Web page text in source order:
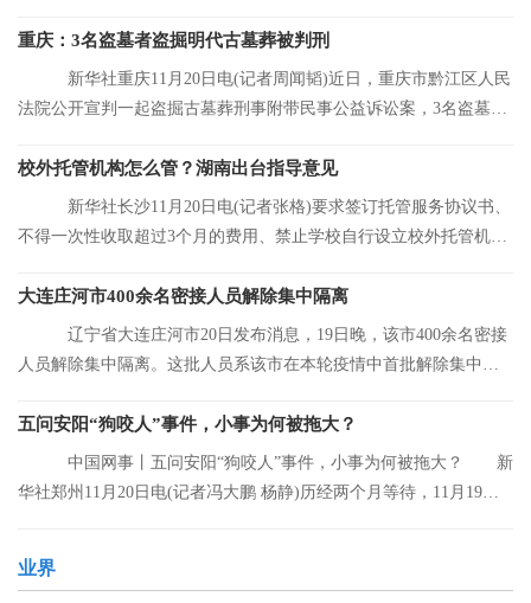
重庆：3名盗墓者盗掘明代古墓葬被判刑
新华社重庆11月20日电(记者周闻韬)近日，重庆市黔江区人民
法院公开宣判一起盗掘古墓葬刑事附带民事公益诉讼案，3名盗墓者
校外托管机构怎么管？湖南出台指导意见
新华社长沙11月20日电(记者张格)要求签订托管服务协议书、
不得一次性收取超过3个月的费用、禁止学校自行设立校外托管机
大连庄河市400余名密接人员解除集中隔离
辽宁省大连庄河市20日发布消息，19日晚，该市400余名密接
人员解除集中隔离。这批人员系该市在本轮疫情中首批解除集中隔
五问安阳“狗咬人”事件，小事为何被拖大？
中国网事丨五问安阳“狗咬人”事件，小事为何被拖大？ 新
华社郑州11月20日电(记者冯大鹏 杨静)历经两个月等待，11月19日
业界